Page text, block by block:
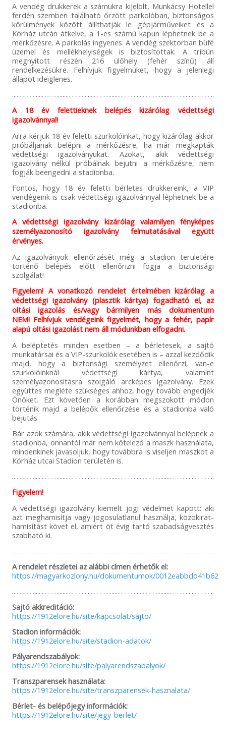
A vendég drukkerek a számukra kijelölt, Munkácsy Hotellel
ferdén szemben található őrzött parkolóban, biztonságos
körülmények között állíthatják le gépjárműveiket és a
Kórház utcán átkelve, a 1-es számú kapun léphetnek be a
mérkőzésre. A parkolás ingyenes. A vendég szektorban büfé
üzemel és mellékhelyiségek is biztosítottak. A tribün
megnyitott részén 216 ülőhely (fehér színű) áll
rendelkezésükre. Felhívjuk figyelmüket, hogy a jelenlegi
állapot ideiglenes.
A 18 év felettieknek belépés kizárólag védettségi
igazolvánnyal!
Arra kérjük 18 év feletti szurkolóinkat, hogy kizárólag akkor
próbáljanak belépni a mérkőzésre, ha már megkapták
védettségi igazolványukat. Azokat, akik védettségi
igazolvány nélkül próbálnak bejutni a mérkőzésre, nem
fogják beengedni a stadionba.
Fontos, hogy 18 év feletti bérletes drukkereink, a VIP
vendégeink is csak védettségi igazolvánnyal léphetnek be a
stadionba.
A védettségi igazolvány kizárólag valamilyen fényképes
személyazonosító igazolvány felmutatásával együtt
érvényes.
Az igazolványok ellenőrzését még a stadion területére
történő belépés előtt ellenőrizni fogja a biztonsági
szolgálat!
Figyelem! A vonatkozó rendelet értelmében kizárólag a
védettségi igazolvány (plasztik kártya) fogadható el, az
oltási igazolás és/vagy bármilyen más dokumentum
NEM! Felhívjuk vendégeink figyelmét, hogy a fehér, papír
alapú oltási igazolást nem áll módunkban elfogadni.
A beléptetés minden esetben – a bérletesek, a sajtó
munkatársai és a VIP-szurkolók esetében is – azzal kezdődik
majd, hogy a biztonsági személyzet ellenőrzi, van-e
szurkolóinknál védettségi kártya, valamint
személyazonosításra szolgáló arcképes igazolvány. Ezek
együttes megléte szükséges ahhoz, hogy tovább engedjék
Önöket. Ezt követően a korábban megszokott módon
történik majd a belépők ellenőrzése és a stadionba való
bejutás.
Bár azok számára, akik védettségi igazolvánnyal belépnek a
stadionba, onnantól már nem kötelező a maszk használata,
mindenkinek javasoljuk, hogy továbbra is viseljen maszkot a
Kórház utcai Stadion területén is.
Figyelem!
A védettségi igazolvány kiemelt jogi védelmet kapott: aki
azt meghamisítja vagy jogosulatlanul használja, közokirat-
hamisítást követ el, amiért öt évig tartó szabadságvesztés
szabható ki.
A rendelet részletei az alábbi címen érhetők el:
https://magyarkozlony.hu/dokumentumok/
Sajtó akkreditáció:
https://1912elore.hu/site/kapcsolat/sajto/
Stadion információk:
https://1912elore.hu/site/stadion-adatok/
Pályarendszabályok:
https://1912elore.hu/site/palyarendszabalyok/
Transzparensek használata:
https://1912elore.hu/site/transzparensek-hasznalata/
Bérlet- és belépőjegy információk:
https://1912elore.hu/site/jegy-berlet/